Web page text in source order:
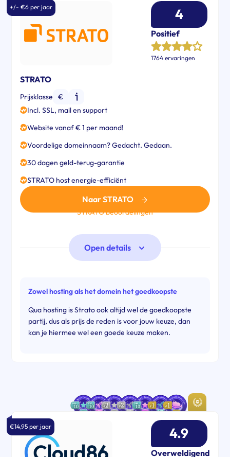
+/- €6 per jaar
STRATO
Prijsklasse
€
Incl. SSL, mail en support
Website vanaf € 1 per maand!
Voordelige domeinnaam? Gedacht. Gedaan.
30 dagen geld-terug-garantie
STRATO host energie-efficiënt
Positief
1764 ervaringen
4
Naar STRATO
STRATO beoordelingen
Open details
Zowel hosting als het domein het goedkoopste
Qua hosting is Strato ook altijd wel de goedkoopste
partij, dus als prijs de reden is voor jouw keuze, dan
kan je hiermee wel een goede keuze maken.
€14,95 per jaar
Overweldigend
4.9